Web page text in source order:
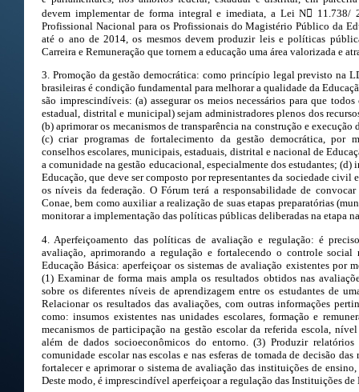
devem implementar de forma integral e imediata, a Lei N 11.738/
Profissional Nacional para os Profissionais do Magistério Público da
até o ano de 2014, os mesmos devem produzir leis e políticas
Carreira e Remuneração que tornem a educação uma área valorizada e
3. Promoção da gestão democrática: como princípio legal previsto na
brasileiras é condição fundamental para melhorar a qualidade da
são imprescindíveis: (a) assegurar os meios necessários para que
estadual, distrital e municipal) sejam administradores plenos dos
(b) aprimorar os mecanismos de transparência na construção e
(c) criar programas de fortalecimento da gestão democrática, por
conselhos escolares, municipais, estaduais, distrital e nacional de
a comunidade na gestão educacional, especialmente dos estudantes;
Educação, que deve ser composto por representantes da sociedade civil
os níveis da federação. O Fórum terá a responsabilidade de
Conae, bem como auxiliar a realização de suas etapas preparatórias
monitorar a implementação das políticas públicas deliberadas na etapa
4. Aperfeiçoamento das políticas de avaliação e regulação: é
avaliação, aprimorando a regulação e fortalecendo o controle
Educação Básica: aperfeiçoar os sistemas de avaliação existentes por
(1) Examinar de forma mais ampla os resultados obtidos nas
sobre os diferentes níveis de aprendizagem entre os estudantes de
Relacionar os resultados das avaliações, com outras informações
como: insumos existentes nas unidades escolares, formação e
mecanismos de participação na gestão escolar da referida escola,
além de dados socioeconômicos do entorno. (3) Produzir
comunidade escolar nas escolas e nas esferas de tomada de decisão
fortalecer e aprimorar o sistema de avaliação das instituições de
Deste modo, é imprescindível aperfeiçoar a regulação das Instituições